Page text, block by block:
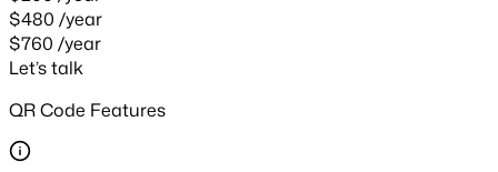
$480 /year
$760 /year
Let’s talk
QR Code Features